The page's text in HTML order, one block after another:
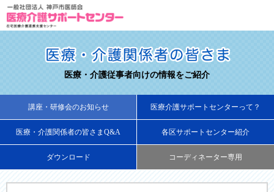
医療・介護従事者向けの情報をご紹介
講座・研修会のお知らせ 医療介護サポートセンターって？
医療・介護関係者の皆さまQ&A 各区サポートセンター紹介
ダウンロード コーディネーター専用